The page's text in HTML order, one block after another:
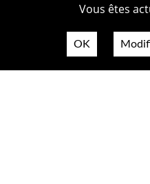
Vous êtes
OK